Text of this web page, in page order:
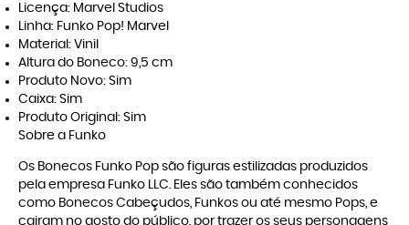
Licença: Marvel Studios
Linha: Funko Pop! Marvel
Material: Vinil
Altura do Boneco: 9,5 cm
Produto Novo: Sim
Caixa: Sim
Produto Original: Sim
Sobre a Funko
Os Bonecos Funko Pop são figuras estilizadas produzidos
pela empresa Funko LLC. Eles são também conhecidos
como Bonecos Cabeçudos, Funkos ou até mesmo Pops, e
cairam no gosto do público, por trazer os seus personagens